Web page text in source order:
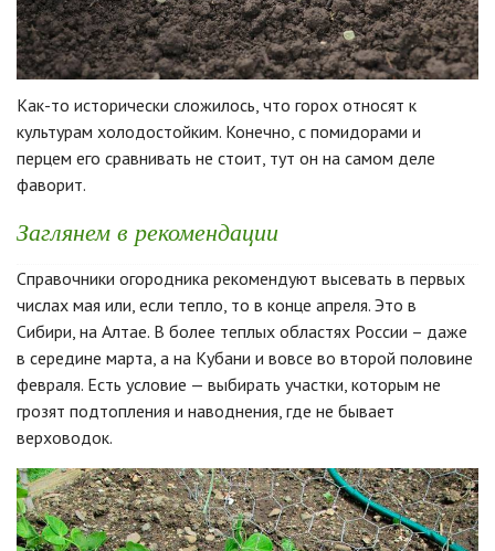
Как-то исторически сложилось, что горох относят к
культурам холодостойким. Конечно, с помидорами и
перцем его сравнивать не стоит, тут он на самом деле
фаворит.
Заглянем в рекомендации
Справочники огородника рекомендуют высевать в первых
числах мая или, если тепло, то в конце апреля. Это в
Сибири, на Алтае. В более теплых областях России – даже
в середине марта, а на Кубани и вовсе во второй половине
февраля. Есть условие — выбирать участки, которым не
грозят подтопления и наводнения, где не бывает
верховодок.